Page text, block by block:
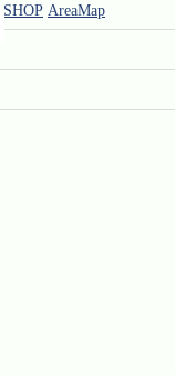
SHOP AreaMap